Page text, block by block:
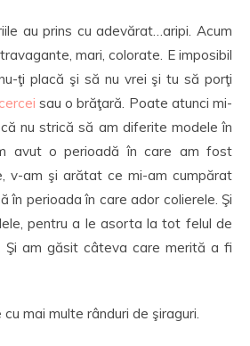
au prins cu adevărat…aripi. Acum
mari, colorate. E imposibil
ţi placă şi să nu vrei şi tu să porţi
cercei sau o brăţară. Poate atunci mi-
nu strică să am diferite modele în
avut o perioadă în care am fost
v-am şi arătat ce mi-am cumpărat
în perioada în care ador colierele. Şi
pentru a le asorta la tot felul de
Şi am găsit câteva care merită a fi
mai multe rânduri de şiraguri.